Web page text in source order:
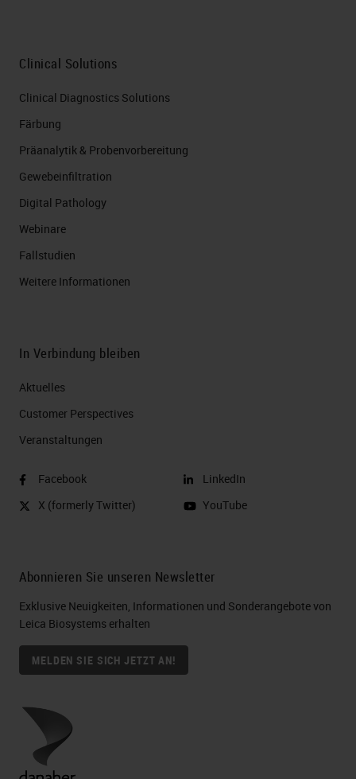
Clinical Solutions
Clinical Diagnostics Solutions
Färbung
Präanalytik & Probenvorbereitung
Gewebeinfiltration
Digital Pathology
Webinare
Fallstudien
Weitere Informationen
In Verbindung bleiben
Aktuelles
Customer Perspectives​
Veranstaltungen
Facebook
X (formerly Twitter)
LinkedIn
YouTube
Abonnieren Sie unseren Newsletter
Exklusive Neuigkeiten, Informationen und Sonderangebote von
Leica Biosystems erhalten
MELDEN SIE SICH JETZT AN!